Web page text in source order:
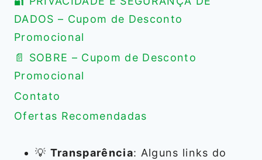
DADOS – Cupom de Desconto
Promocional
📄 SOBRE – Cupom de Desconto
Promocional
Contato
Ofertas Recomendadas
💡 Transparência: Alguns links do